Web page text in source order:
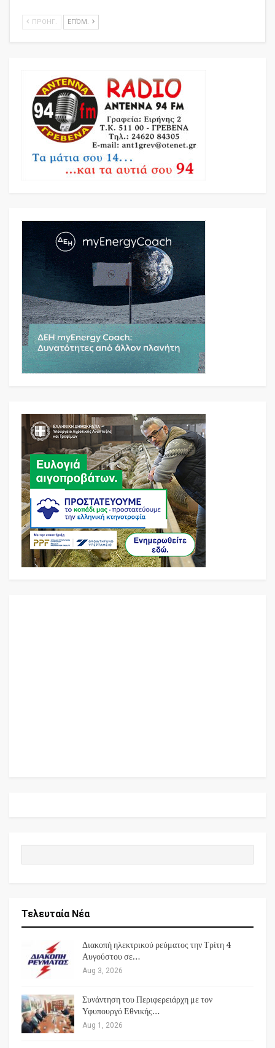
ΠΡΟΗΓ. ΕΠΌΜ.
Τελευταία Νέα
Διακοπή ηλεκτρικού ρεύματος την Τρίτη 4
Αυγούστου σε…
Aug 3, 2026
Συνάντηση του Περιφερειάρχη με τον
Υφυπουργό Εθνικής…
Aug 1, 2026